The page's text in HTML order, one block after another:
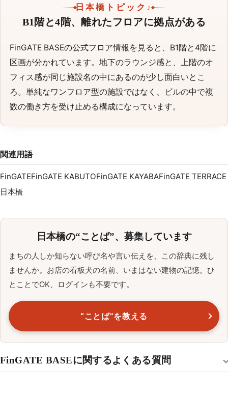
日本橋トピック♪
B1階と4階、離れたフロアに拠点がある
FinGATE BASEの公式フロア情報を見ると、B1階と4階に
区画が分かれています。地下のラウンジ感と、上階のオ
フィス感が同じ施設名の中にあるのが少し面白いとこ
ろ。単純なワンフロア型の施設ではなく、ビルの中で複
数の働き方を受け止める構成になっています。
関連用語
FinGATEFinGATE KABUTOFinGATE KAYABAFinGATE TERRACE
日本橋
日本橋の“ことば”、募集しています
まちの人しか知らない呼び名や言い伝えを、この辞典に残し
ませんか。お店の看板犬の名前、いまはない建物の記憶。ひ
とことでOK、ログインも不要です。
“ことば”を教える
FinGATE BASEに関するよくある質問